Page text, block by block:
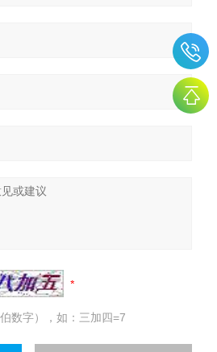
数字），如：三加四=7